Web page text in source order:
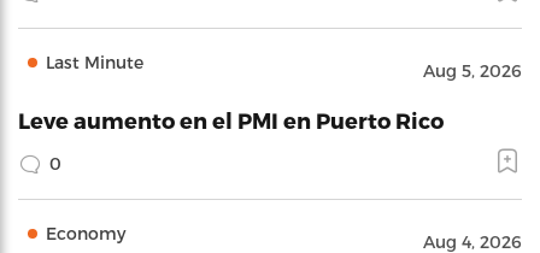
Last Minute Aug 5, 2026
Leve aumento en el PMI en Puerto Rico
0
Economy Aug 4, 2026